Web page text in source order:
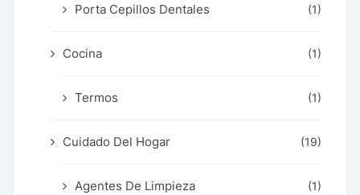
Porta Cepillos Dentales (1)
Cocina (1)
Termos (1)
Cuidado Del Hogar (19)
Agentes De Limpieza (1)